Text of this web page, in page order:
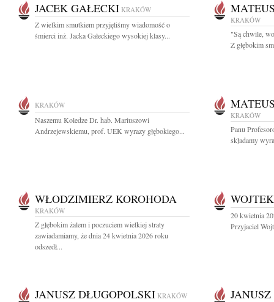
JACEK GAŁECKI KRAKÓW
Z wielkim smutkiem przyjęliśmy wiadomość o
śmierci inż. Jacka Gałeckiego wysokiej klasy...
KRAKÓW
"Są chwile,
Z głębokim
KRAKÓW
Naszemu Koledze Dr. hab. Mariuszowi
Andrzejewskiemu, prof. UEK wyrazy głębokiego...
KRAKÓW
Panu
składamy
WŁODZIMIERZ KOROHODA
KRAKÓW
Z głębokim żalem i poczuciem wielkiej straty
zawiadamiamy, że dnia 24 kwietnia 2026 roku
odszedł...
20 kwietnia
Przyjaciel
JANUSZ DŁUGOPOLSKI KRAKÓW